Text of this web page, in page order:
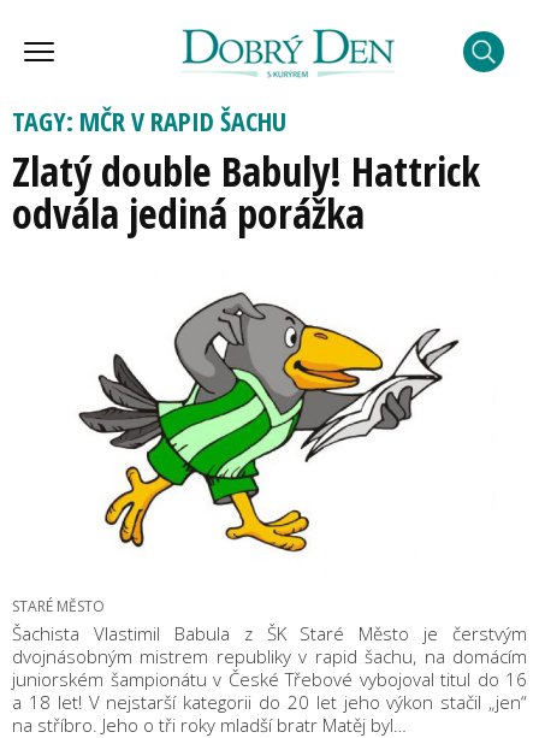
TAGY: MČR V RAPID ŠACHU
Zlatý double Babuly! Hattrick
odvála jediná porážka
STARÉ MĚSTO
Šachista Vlastimil Babula z ŠK Staré Město je čerstvým
dvojnásobným mistrem republiky v rapid šachu, na domácím
juniorském šampionátu v České Třebové vybojoval titul do 16
a 18 let! V nejstarší kategorii do 20 let jeho výkon stačil „jen“
na stříbro. Jeho o tři roky mladší bratr Matěj byl…